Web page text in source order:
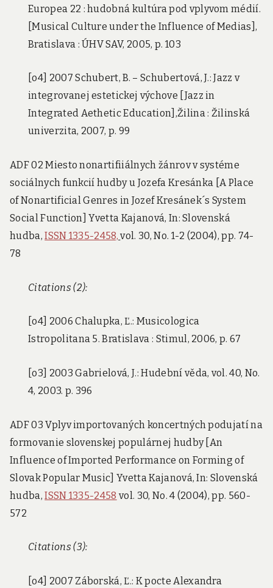
Europea 22 : hudobná kultúra pod vplyvom médií.
[Musical Culture under the Influence of Medias],
Bratislava : ÚHV SAV, 2005, p. 103
[o4] 2007 Schubert, B. – Schubertová, J.: Jazz v
integrovanej estetickej výchove [Jazz in
Integrated Aethetic Education],Žilina : Žilinská
univerzita, 2007, p. 99
ADF 02 Miesto nonartifiiálnych žánrov v systéme
sociálnych funkcií hudby u Jozefa Kresánka [A Place
of Nonartificial Genres in Jozef Kresánek´s System
Social Function] Yvetta Kajanová, In: Slovenská
hudba,ISSN 1335-2458, vol. 30, No. 1-2 (2004), pp. 74-
78
Citations (2):
[o4] 2006 Chalupka, Ľ.: Musicologica
Istropolitana 5. Bratislava : Stimul, 2006, p. 67
[o3] 2003 Gabrielová, J.: Hudební věda, vol. 40, No.
4, 2003. p. 396
ADF 03 Vplyv importovaných koncertných podujatí na
formovanie slovenskej populárnej hudby [An
Influence of Imported Performance on Forming of
Slovak Popular Music] Yvetta Kajanová, In: Slovenská
hudba,ISSN 1335-2458 vol. 30, No. 4 (2004), pp. 560-
572
Citations (3):
[o4] 2007 Záborská, Ľ.: K pocte Alexandra